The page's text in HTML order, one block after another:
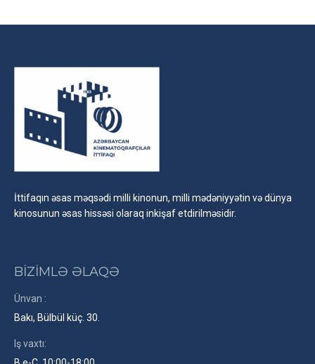
İttifaqın əsas məqsədi milli kinonun, milli mədəniyyətin və dünya
kinosunun əsas hissəsi olaraq inkişaf etdirilməsidir.
BİZİMLƏ ƏLAQƏ
Ünvan :
Bakı, Bülbül küç. 30.
Iş vaxtı: